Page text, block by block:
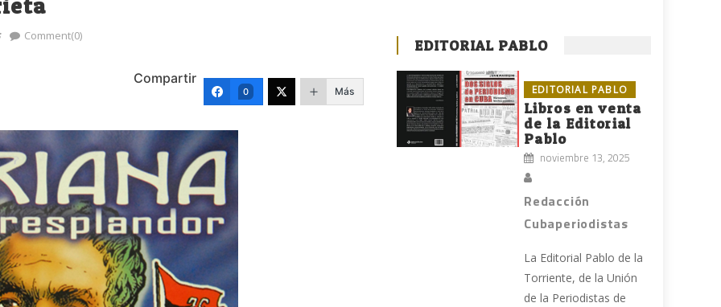
Comment(0)
Compartir
0 Más
EDITORIAL PABLO
EDITORIAL PABLO
Libros en venta
de la Editorial
Pablo
noviembre 13, 2025
Redacción
Cubaperiodistas
La Editorial Pablo de la
Torriente, de la Unión
de la Periodistas de